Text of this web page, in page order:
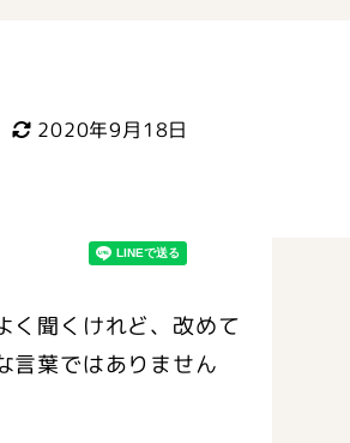
更新日
2020年9月18日
く聞くけれど、改めて
言葉ではありません